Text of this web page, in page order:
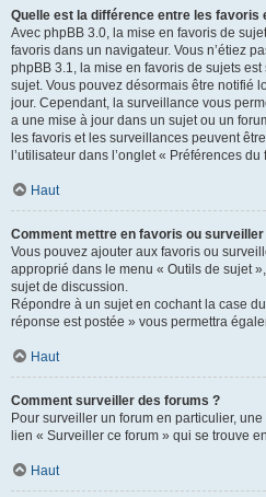
Quelle est la différence entre les favoris
Avec phpBB 3.0, la mise en favoris de
favoris dans un navigateur. Vous n’étiez
phpBB 3.1, la mise en favoris de sujets
sujet. Vous pouvez désormais être notifié
jour. Cependant, la surveillance vous
a une mise à jour dans un sujet ou un
les favoris et les surveillances peuvent
l’utilisateur dans l’onglet « Préférences du
Haut
Comment mettre en favoris ou
Vous pouvez ajouter aux favoris ou
approprié dans le menu « Outils de sujet
sujet de discussion.
Répondre à un sujet en cochant la case
réponse est postée » vous permettra
Haut
Comment surveiller des forums ?
Pour surveiller un forum en particulier,
lien « Surveiller ce forum » qui se trouve
Haut